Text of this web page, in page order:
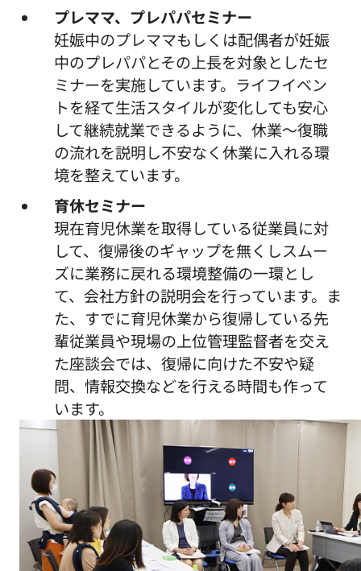
プレママ、プレパパセミナー
妊娠中のプレママもしくは配偶者が妊娠
中のプレパパとその上長を対象としたセ
ミナーを実施しています。ライフイベン
トを経て生活スタイルが変化しても安心
して継続就業できるように、休業～復職
の流れを説明し不安なく休業に入れる環
境を整えています。
育休セミナー
現在育児休業を取得している従業員に対
して、復帰後のギャップを無くしスムー
ズに業務に戻れる環境整備の一環とし
て、会社方針の説明会を行っています。ま
た、すでに育児休業から復帰している先
輩従業員や現場の上位管理監督者を交え
た座談会では、復帰に向けた不安や疑
問、情報交換などを行える時間も作って
います。